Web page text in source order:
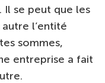
Il se peut que les
l’entité
sommes,
entreprise a fait